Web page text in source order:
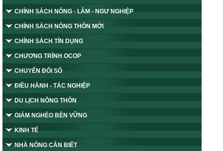
CHÍNH SÁCH NÔNG - LÂM - NGƯ NGHIỆP
CHÍNH SÁCH NÔNG THÔN MỚI
CHÍNH SÁCH TÍN DỤNG
CHƯƠNG TRÌNH OCOP
CHUYỂN ĐỔI SỐ
ĐIỀU HÀNH - TÁC NGHIỆP
DU LỊCH NÔNG THÔN
GIẢM NGHÈO BỀN VỮNG
KINH TẾ
NHÀ NÔNG CẦN BIẾT